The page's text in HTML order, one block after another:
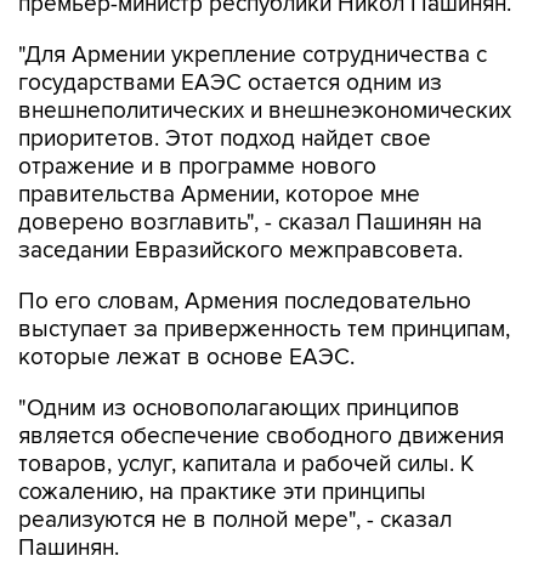
"Для Армении укрепление сотрудничества с
государствами ЕАЭС остается одним из
внешнеполитических и внешнеэкономических
приоритетов. Этот подход найдет свое
отражение и в программе нового
правительства Армении, которое мне
доверено возглавить", - сказал Пашинян на
заседании Евразийского межправсовета.
По его словам, Армения последовательно
выступает за приверженность тем принципам,
которые лежат в основе ЕАЭС.
"Одним из основополагающих принципов
является обеспечение свободного движения
товаров, услуг, капитала и рабочей силы. К
сожалению, на практике эти принципы
реализуются не в полной мере", - сказал
Пашинян.